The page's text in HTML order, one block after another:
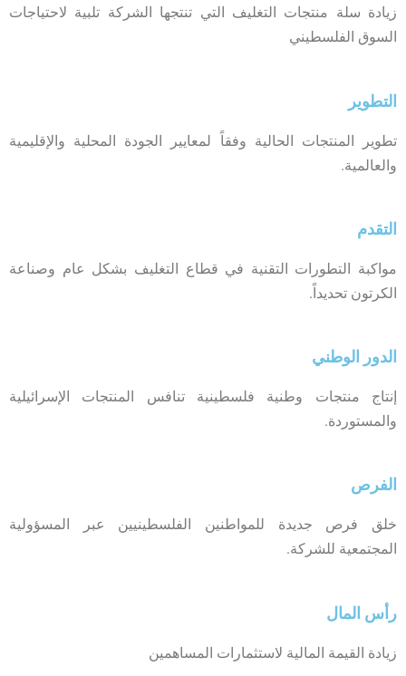
زيادة سلة منتجات التغليف التي تنتجها الشركة تلبية لاحتياجات
السوق الفلسطيني
التطوير
تطوير المنتجات الحالية وفقاً لمعايير الجودة المحلية والإقليمية
والعالمية.
التقدم
مواكبة التطورات التقنية في قطاع التغليف بشكل عام وصناعة
الكرتون تحديداً.
الدور الوطني
إنتاج منتجات وطنية فلسطينية تنافس المنتجات الإسرائيلية
والمستوردة.
الفرص
خلق فرص جديدة للمواطنين الفلسطينيين عبر المسؤولية
المجتمعية للشركة.
رأس المال
زيادة القيمة المالية لاستثمارات المساهمين